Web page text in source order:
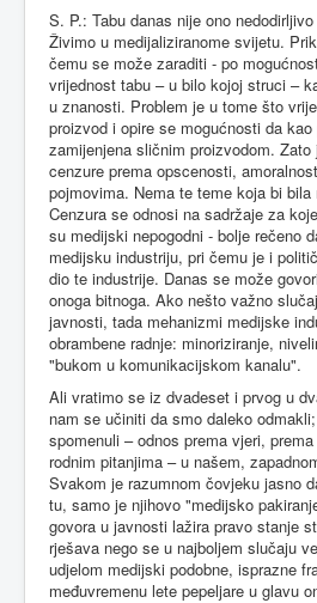
S. P.: Tabu danas nije ono
Živimo u medijaliziranome svijetu.
čemu se može zaraditi - po
vrijednost tabu – u bilo kojoj struci –
u znanosti. Problem je u tome što
proizvod i opire se mogućnosti da
zamijenjena sličnim proizvodom.
cenzure prema opscenosti,
pojmovima. Nema te teme koja bi bila
Cenzura se odnosi na sadržaje za
su medijski nepogodni - bolje rečeno
medijsku industriju, pri čemu je i
dio te industrije. Danas se može
onoga bitnoga. Ako nešto važno
javnosti, tada mehanizmi medijske
obrambene radnje: minoriziranje,
"bukom u komunikacijskom kanalu".
Ali vratimo se iz dvadeset i prvog u
nam se učiniti da smo daleko
spomenuli – odnos prema vjeri,
rodnim pitanjima – u našem,
Svakom je razumnom čovjeku jasno
tu, samo je njihovo "medijsko
govora u javnosti lažira pravo stanje
rješava nego se u najboljem slučaju
udjelom medijski podobne, isprazne
međuvremenu lete pepeljare u glavu